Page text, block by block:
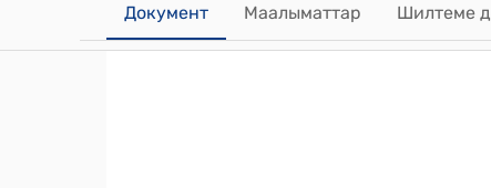
Документ Маалыматтар Шилтеме